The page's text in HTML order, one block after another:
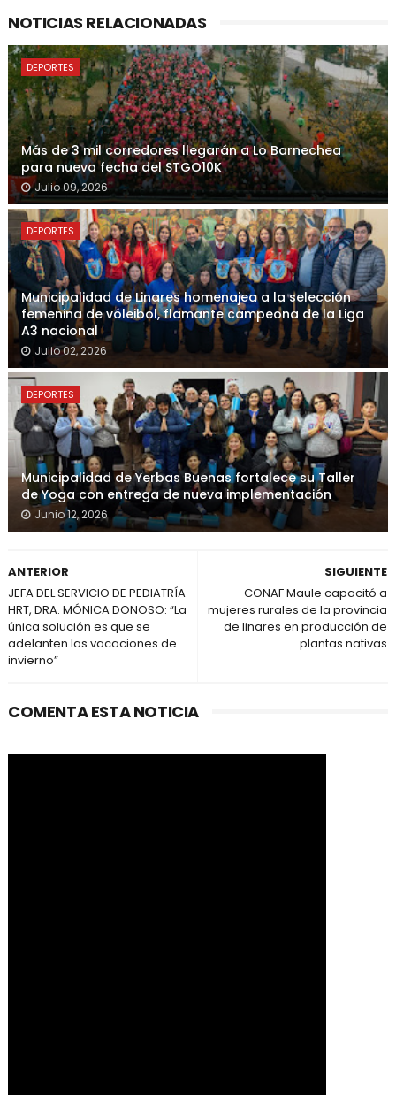
NOTICIAS RELACIONADAS
DEPORTES
Más de 3 mil corredores llegarán a Lo Barnechea
para nueva fecha del STGO10K
Julio 09, 2026
DEPORTES
Municipalidad de Linares homenajea a la selección
femenina de vóleibol, flamante campeona de la Liga
A3 nacional
Julio 02, 2026
DEPORTES
Municipalidad de Yerbas Buenas fortalece su Taller
de Yoga con entrega de nueva implementación
Junio 12, 2026
SIGUIENTE
CONAF Maule capacitó a
mujeres rurales de la provincia
de linares en producción de
plantas nativas
ANTERIOR
JEFA DEL SERVICIO DE PEDIATRÍA
HRT, DRA. MÓNICA DONOSO: “La
única solución es que se
adelanten las vacaciones de
invierno”
COMENTA ESTA NOTICIA